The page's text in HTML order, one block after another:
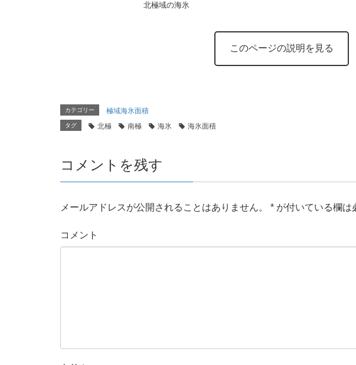
北極域の海氷
このページの説明を見る
カテゴリー 極域海氷面積
タグ 北極 南極 海氷 海氷面積
コメントを残す
メールアドレスが公開されることはありません。 * が付いている欄は
コメント